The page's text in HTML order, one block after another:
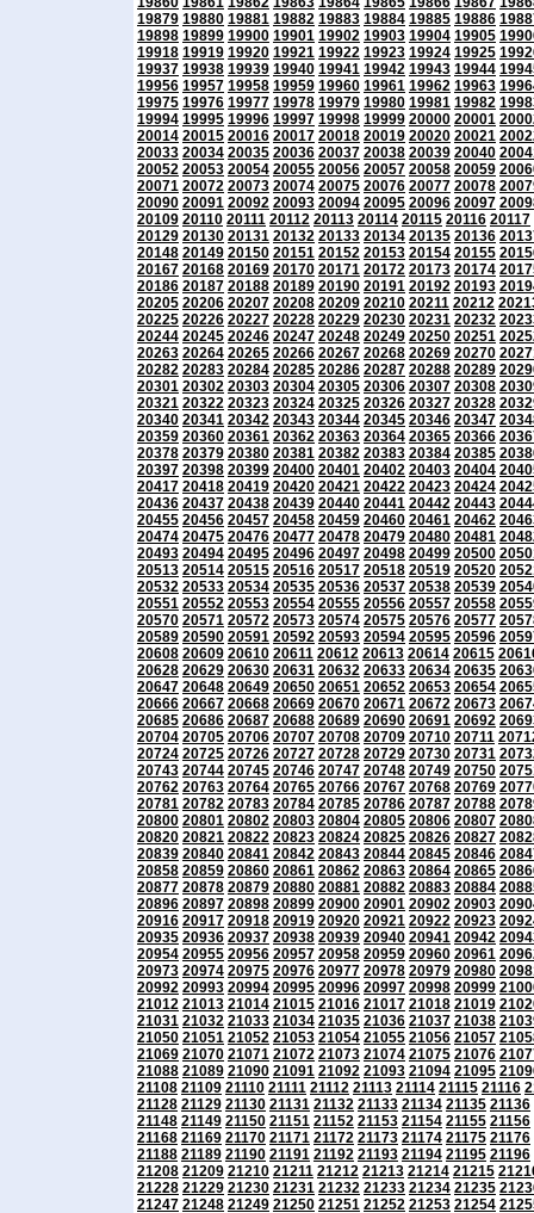
19879 19880 19881 19882 19883 19884 19885 19886
19898 19899 19900 19901 19902 19903 19904 19905
19918 19919 19920 19921 19922 19923 19924 19925
19937 19938 19939 19940 19941 19942 19943 19944
19956 19957 19958 19959 19960 19961 19962 19963
19975 19976 19977 19978 19979 19980 19981 19982
19994 19995 19996 19997 19998 19999 20000 20001
20014 20015 20016 20017 20018 20019 20020 20021
20033 20034 20035 20036 20037 20038 20039 20040
20052 20053 20054 20055 20056 20057 20058 20059
20071 20072 20073 20074 20075 20076 20077 20078
20090 20091 20092 20093 20094 20095 20096 20097
20109 20110 20111 20112 20113 20114 20115 20116 20117
20129 20130 20131 20132 20133 20134 20135 20136
20148 20149 20150 20151 20152 20153 20154 20155
20167 20168 20169 20170 20171 20172 20173 20174
20186 20187 20188 20189 20190 20191 20192 20193
20205 20206 20207 20208 20209 20210 20211 20212
20225 20226 20227 20228 20229 20230 20231 20232
20244 20245 20246 20247 20248 20249 20250 20251
20263 20264 20265 20266 20267 20268 20269 20270
20282 20283 20284 20285 20286 20287 20288 20289
20301 20302 20303 20304 20305 20306 20307 20308
20321 20322 20323 20324 20325 20326 20327 20328
20340 20341 20342 20343 20344 20345 20346 20347
20359 20360 20361 20362 20363 20364 20365 20366
20378 20379 20380 20381 20382 20383 20384 20385
20397 20398 20399 20400 20401 20402 20403 20404
20417 20418 20419 20420 20421 20422 20423 20424
20436 20437 20438 20439 20440 20441 20442 20443
20455 20456 20457 20458 20459 20460 20461 20462
20474 20475 20476 20477 20478 20479 20480 20481
20493 20494 20495 20496 20497 20498 20499 20500
20513 20514 20515 20516 20517 20518 20519 20520
20532 20533 20534 20535 20536 20537 20538 20539
20551 20552 20553 20554 20555 20556 20557 20558
20570 20571 20572 20573 20574 20575 20576 20577
20589 20590 20591 20592 20593 20594 20595 20596
20608 20609 20610 20611 20612 20613 20614 20615
20628 20629 20630 20631 20632 20633 20634 20635
20647 20648 20649 20650 20651 20652 20653 20654
20666 20667 20668 20669 20670 20671 20672 20673
20685 20686 20687 20688 20689 20690 20691 20692
20704 20705 20706 20707 20708 20709 20710 20711
20724 20725 20726 20727 20728 20729 20730 20731
20743 20744 20745 20746 20747 20748 20749 20750
20762 20763 20764 20765 20766 20767 20768 20769
20781 20782 20783 20784 20785 20786 20787 20788
20800 20801 20802 20803 20804 20805 20806 20807
20820 20821 20822 20823 20824 20825 20826 20827
20839 20840 20841 20842 20843 20844 20845 20846
20858 20859 20860 20861 20862 20863 20864 20865
20877 20878 20879 20880 20881 20882 20883 20884
20896 20897 20898 20899 20900 20901 20902 20903
20916 20917 20918 20919 20920 20921 20922 20923
20935 20936 20937 20938 20939 20940 20941 20942
20954 20955 20956 20957 20958 20959 20960 20961
20973 20974 20975 20976 20977 20978 20979 20980
20992 20993 20994 20995 20996 20997 20998 20999
21012 21013 21014 21015 21016 21017 21018 21019
21031 21032 21033 21034 21035 21036 21037 21038
21050 21051 21052 21053 21054 21055 21056 21057
21069 21070 21071 21072 21073 21074 21075 21076
21088 21089 21090 21091 21092 21093 21094 21095
21108 21109 21110 21111 21112 21113 21114 21115 21116
21128 21129 21130 21131 21132 21133 21134 21135 21136
21148 21149 21150 21151 21152 21153 21154 21155 21156
21168 21169 21170 21171 21172 21173 21174 21175 21176
21188 21189 21190 21191 21192 21193 21194 21195 21196
21208 21209 21210 21211 21212 21213 21214 21215
21228 21229 21230 21231 21232 21233 21234 21235
21247 21248 21249 21250 21251 21252 21253 21254